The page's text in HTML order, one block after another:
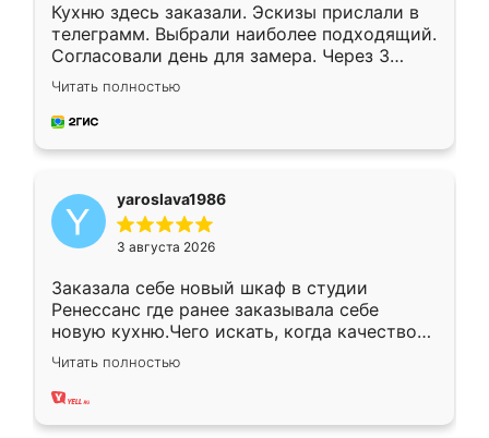
Кухню здесь заказали. Эскизы прислали в
телеграмм. Выбрали наиболее подходящий.
Согласовали день для замера. Через 3
недели кухня была уже готова. Остались
довольны работой. Спасибо Ренессанс
мебель за качественную работу!
Читать полностью
yaroslava1986
3 августа 2026
Заказала себе новый шкаф в студии
Ренессанс где ранее заказывала себе
новую кухню.Чего искать, когда качеством
вполне довольна. Служит кухня уже почти
два года, нареканий нет.
Читать полностью